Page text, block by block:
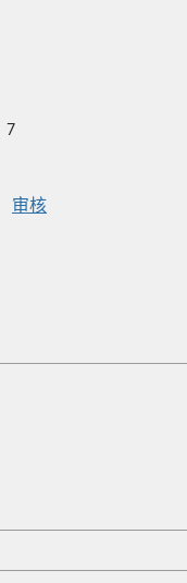
7
审核